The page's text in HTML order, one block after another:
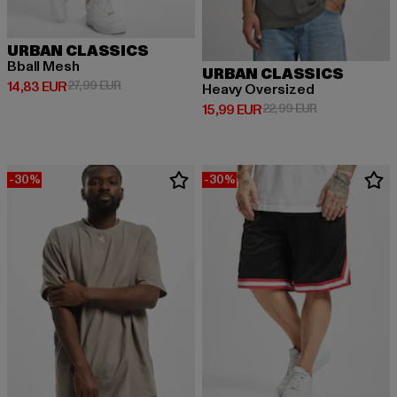
URBAN CLASSICS
Bball Mesh
14,83 EUR
Derzeitiger Preis: 14,83 EUR
27,99 EURAktionspreis: 27,99 EUR
URBAN CLASSICS
Heavy Oversized
15,99 EUR
Derzeitiger Preis: 15,99 EUR
22,99 EURAktionspreis:
-30% -30%